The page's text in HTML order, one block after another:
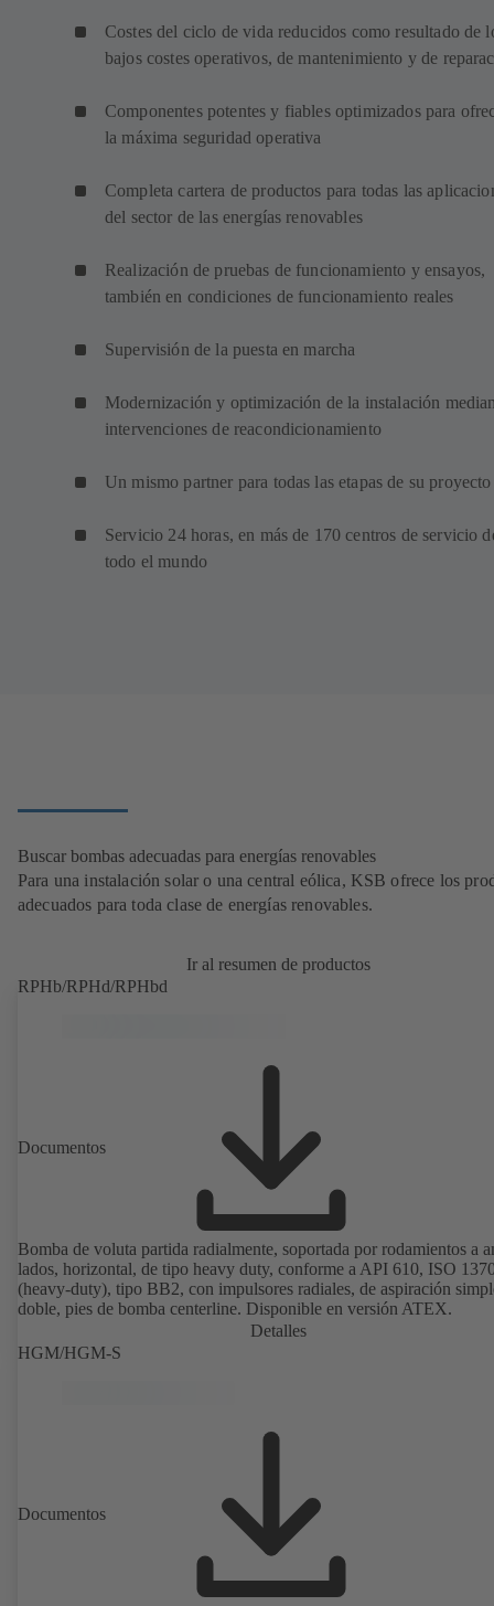
Costes del ciclo de vida reducidos como resultado de
bajos costes operativos, de mantenimiento y de
Componentes potentes y fiables optimizados para
la máxima seguridad operativa
Completa cartera de productos para todas las
del sector de las energías renovables
Realización de pruebas de funcionamiento y ensayos,
también en condiciones de funcionamiento reales
Supervisión de la puesta en marcha
Modernización y optimización de la instalación
intervenciones de reacondicionamiento
Un mismo partner para todas las etapas de su proyecto
Servicio 24 horas, en más de 170 centros de servicio
todo el mundo
Buscar bombas adecuadas para energías renovables
Para una instalación solar o una central eólica, KSB ofrece los
adecuados para toda clase de energías renovables.
Ir al resumen de productos
RPHb/RPHd/RPHbd
Documentos
Bomba de voluta partida radialmente, soportada por rodamientos a
lados, horizontal, de tipo heavy duty, conforme a API 610, ISO
(heavy-duty), tipo BB2, con impulsores radiales, de aspiración
doble, pies de bomba centerline. Disponible en versión ATEX.
Detalles
HGM/HGM-S
Documentos